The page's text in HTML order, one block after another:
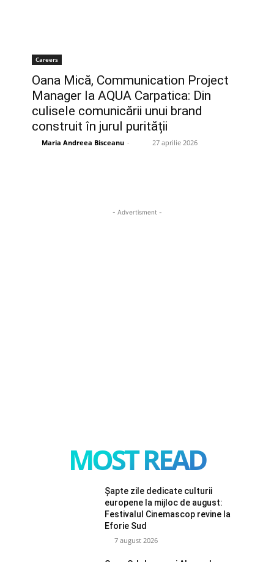
Careers
Oana Mică, Communication Project
Manager la AQUA Carpatica: Din
culisele comunicării unui brand
construit în jurul purității
Maria Andreea Bisceanu - 27 aprilie 2026
- Advertisment -
MOST READ
Șapte zile dedicate culturii
europene la mijloc de august:
Festivalul Cinemascop revine la
Eforie Sud
7 august 2026